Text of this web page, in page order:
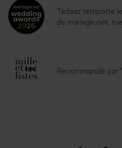
Tadaaz remporte
de mariage.net,
Recommandé par